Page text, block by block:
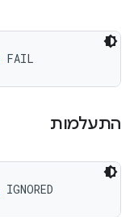
FAIL
התעלמות
IGNORED